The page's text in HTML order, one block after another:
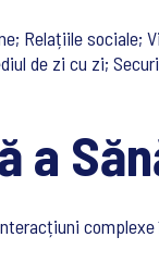
Relațiile sociale;
de zi cu zi;
a